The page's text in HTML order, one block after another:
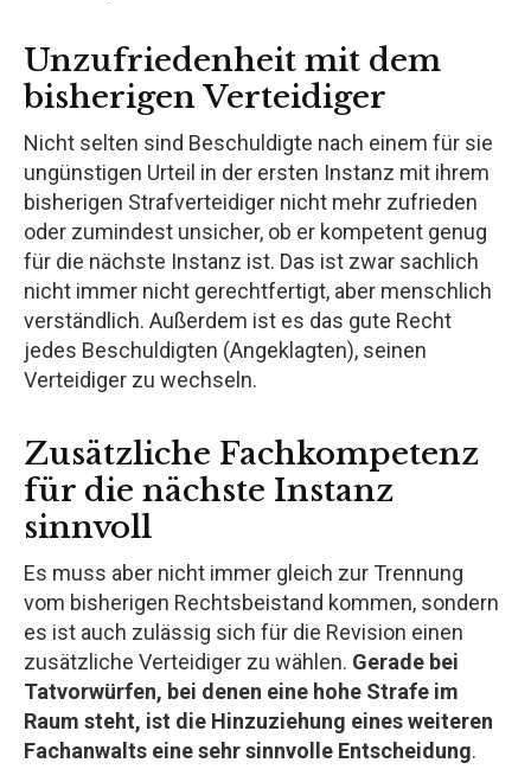
Unzufriedenheit mit dem
bisherigen Verteidiger
Nicht selten sind Beschuldigte nach einem für sie
ungünstigen Urteil in der ersten Instanz mit ihrem
bisherigen Strafverteidiger nicht mehr zufrieden
oder zumindest unsicher, ob er kompetent genug
für die nächste Instanz ist. Das ist zwar sachlich
nicht immer nicht gerechtfertigt, aber menschlich
verständlich. Außerdem ist es das gute Recht
jedes Beschuldigten (Angeklagten), seinen
Verteidiger zu wechseln.
Zusätzliche Fachkompetenz
für die nächste Instanz
sinnvoll
Es muss aber nicht immer gleich zur Trennung
vom bisherigen Rechtsbeistand kommen, sondern
es ist auch zulässig sich für die Revision einen
zusätzliche Verteidiger zu wählen. Gerade bei
Tatvorwürfen, bei denen eine hohe Strafe im
Raum steht, ist die Hinzuziehung eines weiteren
Fachanwalts eine sehr sinnvolle Entscheidung.